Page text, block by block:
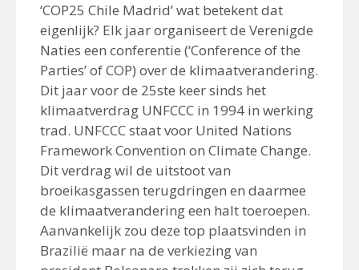
‘COP25 Chile Madrid’ wat betekent dat
eigenlijk? Elk jaar organiseert de Verenigde
Naties een conferentie (‘Conference of the
Parties’ of COP) over de klimaatverandering.
Dit jaar voor de 25ste keer sinds het
klimaatverdrag UNFCCC in 1994 in werking
trad. UNFCCC staat voor United Nations
Framework Convention on Climate Change.
Dit verdrag wil de uitstoot van
broeikasgassen terugdringen en daarmee
de klimaatverandering een halt toeroepen.
Aanvankelijk zou deze top plaatsvinden in
Brazilië maar na de verkiezing van